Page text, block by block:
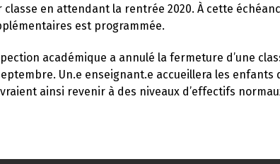
en attendant la rentrée 2020. À cette
est programmée.
académique a annulé la fermeture d’une
Un.e enseignant.e accueillera les enfants
ainsi revenir à des niveaux d’effectifs